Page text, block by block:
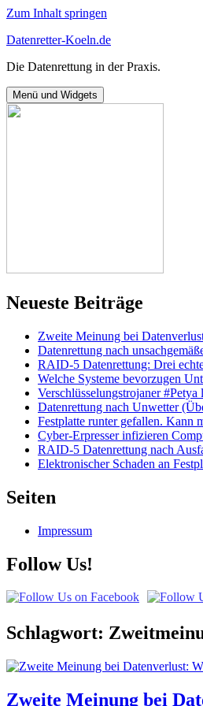
Zum Inhalt springen
Datenretter-Koeln.de
Die Datenrettung in der Praxis.
Menü und Widgets
Neueste Beiträge
Zweite Meinung bei
Datenrettung nach
RAID-5 Datenrettung: Drei
Welche Systeme bevorzugen
Verschlüsselungstrojaner
Datenrettung nach Unwetter
Festplatte runter gefallen. Kann
Cyber-Erpresser infizieren
RAID-5 Datenrettung nach
Elektronischer Schaden an
Seiten
Impressum
Follow Us!
Schlagwort:
Zweite Meinung bei